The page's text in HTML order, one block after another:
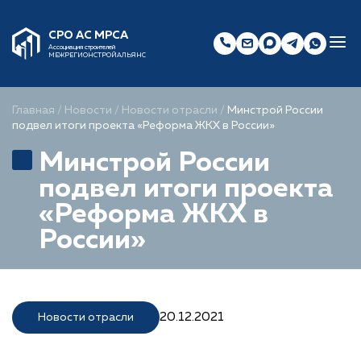
СРО АС МРСА
Ассоциация строителей
МЕЖРЕГИОНСТРОЙАЛЬЯНС
Главная / Новости / Новости отрасли / Минстрой России
подвел итоги проекта «Реформа ЖКХ в России»
Минстрой России
подвел итоги проекта
«Реформа ЖКХ в
России»
Новости отрасли 20.12.2021